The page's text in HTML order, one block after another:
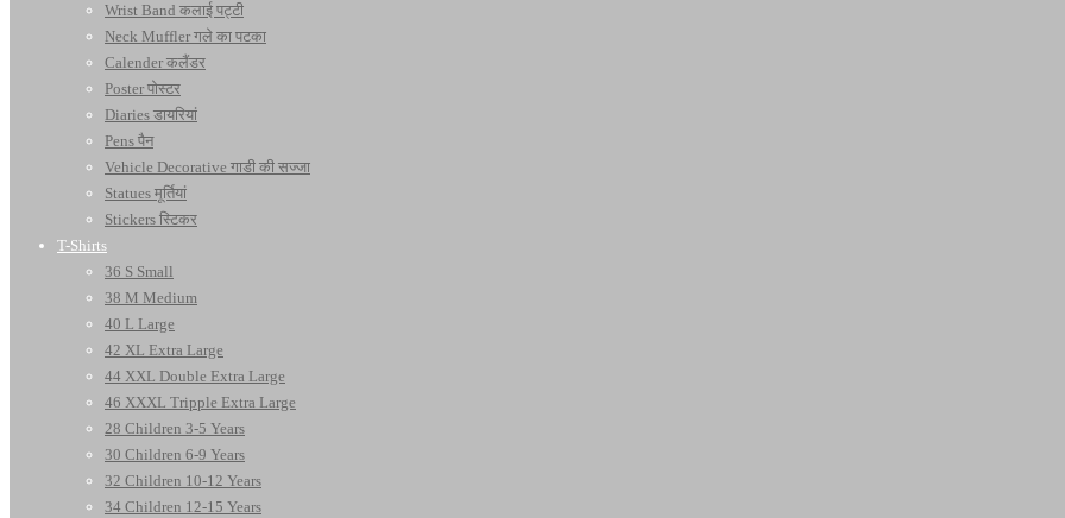
Wrist Band कलाई पट्टी
Neck Muffler गले का पटका
Calender कलैंडर
Poster पोस्टर
Diaries डायरियां
Pens पैन
Vehicle Decorative गाडी की सज्जा
Statues मूर्तियां
Stickers स्टिकर
T-Shirts
36 S Small
38 M Medium
40 L Large
42 XL Extra Large
44 XXL Double Extra Large
46 XXXL Tripple Extra Large
28 Children 3-5 Years
30 Children 6-9 Years
32 Children 10-12 Years
34 Children 12-15 Years